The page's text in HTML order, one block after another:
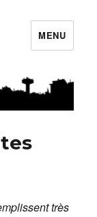
MENU
très